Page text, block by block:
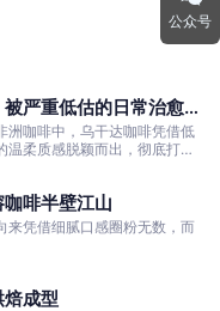
严重低估的日常治愈口
洲咖啡中，乌干达咖啡凭借低
柔质感脱颖而出，彻底打破
啡半壁江山
来凭借细腻口感圈粉无数，而
成型
公众号